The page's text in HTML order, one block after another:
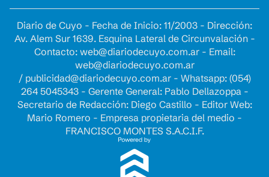
Diario de Cuyo - Fecha de Inicio: 11/2003 - Dirección:
Av. Alem Sur 1639. Esquina Lateral de Circunvalación -
Contacto: web@diariodecuyo.com.ar- Email:
web@diariodecuyo.com.ar
/ publicidad@diariodecuyo.com.ar- Whatsapp: (054)
264 5045343 - Gerente General: Pablo Dellazoppa -
Secretario de Redacción: Diego Castillo - Editor Web:
Mario Romero - Empresa propietaria del medio -
FRANCISCO MONTES S.A.C.I.F.